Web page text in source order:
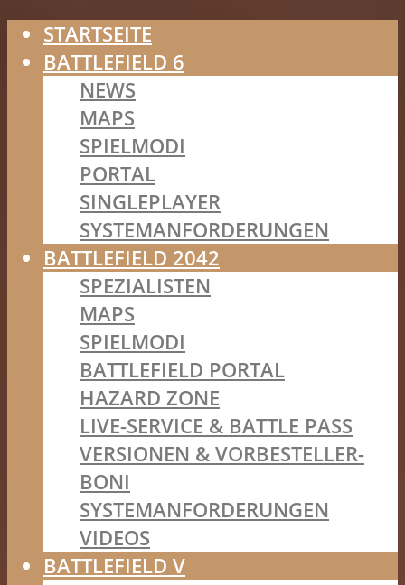
STARTSEITE
BATTLEFIELD 6
NEWS
MAPS
SPIELMODI
PORTAL
SINGLEPLAYER
SYSTEMANFORDERUNGEN
BATTLEFIELD 2042
SPEZIALISTEN
MAPS
SPIELMODI
BATTLEFIELD PORTAL
HAZARD ZONE
LIVE-SERVICE & BATTLE PASS
VERSIONEN & VORBESTELLER-
BONI
SYSTEMANFORDERUNGEN
VIDEOS
BATTLEFIELD V